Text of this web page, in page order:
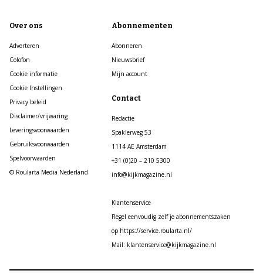
Over ons
Adverteren
Colofon
Cookie informatie
Cookie Instellingen
Privacy beleid
Disclaimer/vrijwaring
Leveringsvoorwaarden
Gebruiksvoorwaarden
Spelvoorwaarden
© Roularta Media Nederland
Abonnementen
Abonneren
Nieuwsbrief
Mijn account
Contact
Redactie
Spaklerweg 53
1114 AE Amsterdam
+31 (0)20 – 210 5300
info@kijkmagazine.nl
Klantenservice
Regel eenvoudig zelf je abonnementszaken
op https://service.roularta.nl/
Mail: klantenservice@kijkmagazine.nl